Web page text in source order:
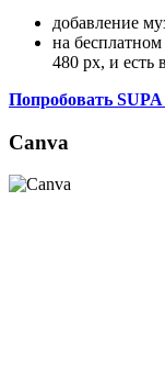
добавление
на бесплатном
480 рх, и есть
Попробовать SUPA
Canva